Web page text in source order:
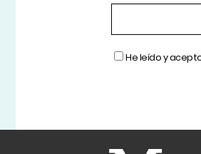
He leído y